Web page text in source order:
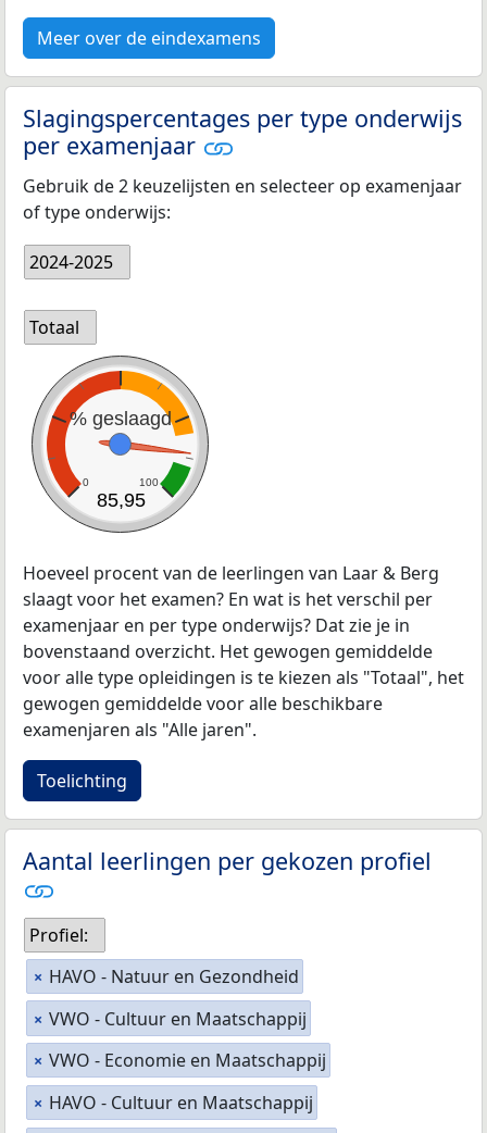
Meer over de eindexamens
Slagingspercentages per type onderwijs
per examenjaar
Gebruik de 2 keuzelijsten en selecteer op examenjaar
of type onderwijs:
2024-2025
Totaal
% geslaagd
0 100
85,95
Hoeveel procent van de leerlingen van Laar & Berg
slaagt voor het examen? En wat is het verschil per
examenjaar en per type onderwijs? Dat zie je in
bovenstaand overzicht. Het gewogen gemiddelde
voor alle type opleidingen is te kiezen als "Totaal", het
gewogen gemiddelde voor alle beschikbare
examenjaren als "Alle jaren".
Toelichting
Aantal leerlingen per gekozen profiel
Profiel:
× HAVO - Natuur en Gezondheid
× VWO - Cultuur en Maatschappij
× VWO - Economie en Maatschappij
× HAVO - Cultuur en Maatschappij